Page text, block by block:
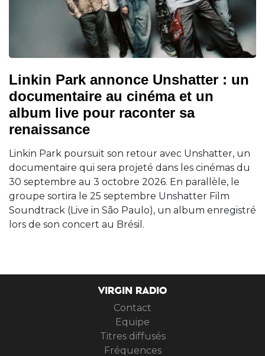
Linkin Park annonce Unshatter : un
documentaire au cinéma et un
album live pour raconter sa
renaissance
Linkin Park poursuit son retour avec Unshatter, un
documentaire qui sera projeté dans les cinémas du
30 septembre au 3 octobre 2026. En parallèle, le
groupe sortira le 25 septembre Unshatter Film
Soundtrack (Live in São Paulo), un album enregistré
lors de son concert au Brésil.
VIRGIN RADIO
Contact
Equipe
Titres diffusés
Fréquences